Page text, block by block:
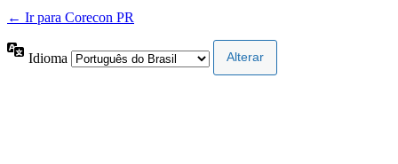
← Ir para Corecon PR
Idioma